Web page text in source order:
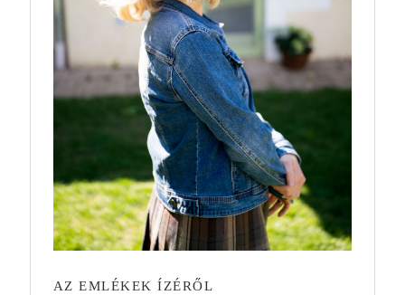
AZ EMLÉKEK ÍZÉRŐL